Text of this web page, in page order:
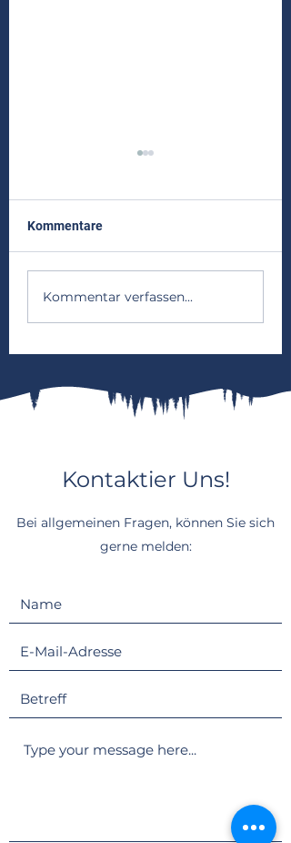
Zeltlager 2026 - Wapfis
im Olymp!
Kommentare
Kommentar verfassen...
Kontaktier Uns!
Bei allgemeinen Fragen, können Sie sich
gerne melden: